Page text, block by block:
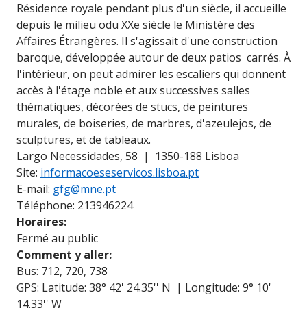
Résidence royale pendant plus d'un siècle, il accueille
depuis le milieu odu XXe siècle le Ministère des
Affaires Étrangères. Il s'agissait d'une construction
baroque, développée autour de deux patios carrés. À
l'intérieur, on peut admirer les escaliers qui donnent
accès à l'étage noble et aux successives salles
thématiques, décorées de stucs, de peintures
murales, de boiseries, de marbres, d'azeulejos, de
sculptures, et de tableaux.
Largo Necessidades, 58 | 1350-188 Lisboa
Site: informacoeseservicos.lisboa.pt
E-mail: gfg@mne.pt
Téléphone: 213946224
Horaires:
Fermé au public
Comment y aller:
Bus: 712, 720, 738
GPS: Latitude: 38° 42' 24.35'' N | Longitude: 9° 10'
14.33'' W